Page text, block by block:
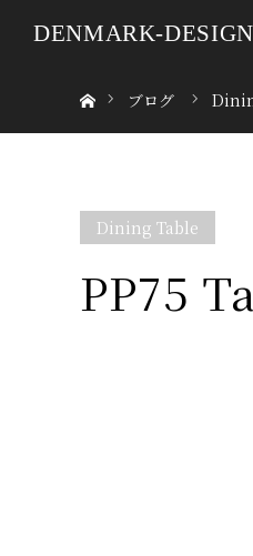
DENMARK-DESIGN
ブログ
Dining Table
PP75